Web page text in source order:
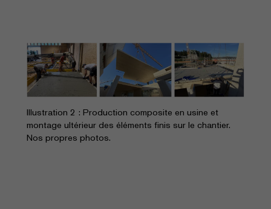
Illustration 2 : Production composite en usine et
montage ultérieur des éléments finis sur le chantier.
Nos propres photos.